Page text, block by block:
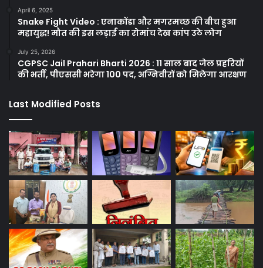
April 6, 2025
Snake Fight Video : एनाकोंडा और मगरमच्छ की बीच हुआ
महायुद्ध! मौत की इस लड़ाई का रोमांच देख कांप उठे लोग
July 25, 2026
CGPSC Jail Prahari Bharti 2026 : 11 साल बाद जेल प्रहरियों
की भर्ती, पीएससी भरेगा 100 पद, अग्निवीरों को मिलेगा आरक्षण
Last Modified Posts